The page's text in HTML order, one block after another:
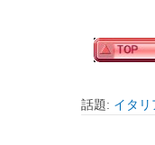
話題: イタリ